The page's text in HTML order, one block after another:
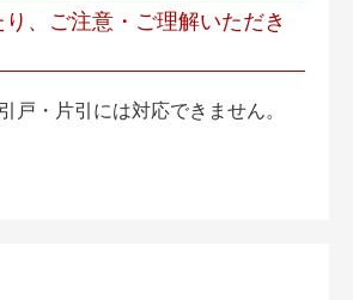
、ご注意・ご理解いただき
・片引には対応できません。